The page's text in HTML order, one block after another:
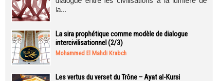
la...
La sira prophétique comme modèle de dialogue
intercivilisationnel (2/3)
Mohammed El Mahdi Krabch
Les vertus du verset du Trône – Ayat al-Kursi